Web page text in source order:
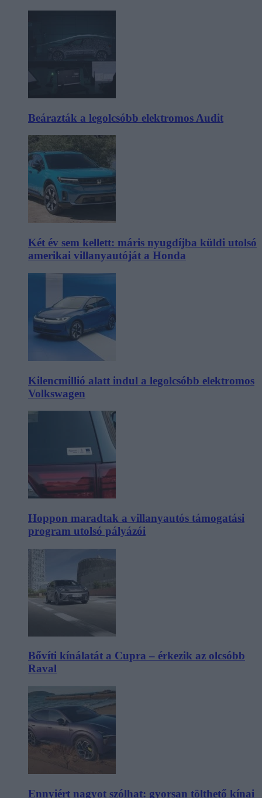
Beárazták a legolcsóbb elektromos Audit
Két év sem kellett: máris nyugdíjba küldi utolsó
amerikai villanyautóját a Honda
Kilencmillió alatt indul a legolcsóbb elektromos
Volkswagen
Hoppon maradtak a villanyautós támogatási
program utolsó pályázói
Bővíti kínálatát a Cupra – érkezik az olcsóbb
Raval
Ennyiért nagyot szólhat: gyorsan tölthető kínai